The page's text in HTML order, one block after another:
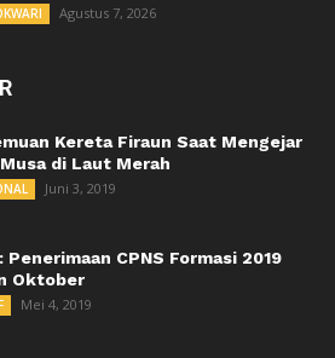
Agustus 7, 2026
Kereta Firaun Saat Mengejar
di Laut Merah
Juni 3, 2019
Penerimaan CPNS Formasi 2019
Oktober
Mei 4, 2019